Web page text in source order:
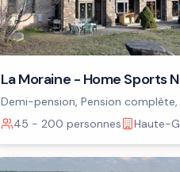
La Moraine - Home Sports
Demi-pension, Pension
+ petit-déjeuner
45 - 200 personnes Haute-